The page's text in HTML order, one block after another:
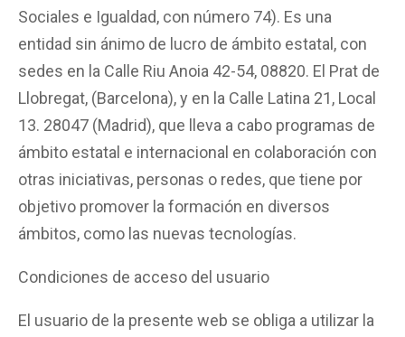
Sociales e Igualdad, con número 74). Es una
entidad sin ánimo de lucro de ámbito estatal, con
sedes en la Calle Riu Anoia 42-54, 08820. El Prat de
Llobregat, (Barcelona), y en la Calle Latina 21, Local
13. 28047 (Madrid), que lleva a cabo programas de
ámbito estatal e internacional en colaboración con
otras iniciativas, personas o redes, que tiene por
objetivo promover la formación en diversos
ámbitos, como las nuevas tecnologías.
Condiciones de acceso del usuario
El usuario de la presente web se obliga a utilizar la